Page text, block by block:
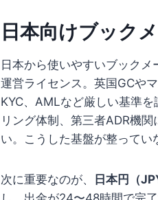
日本向けブック
日本から使いやすいブックメ
運営ライセンス。英国GCや
KYC、AMLなど厳しい基準
リング体制、第三者ADR機
い。こうした基盤が整ってい
次に重要なのが、 日本円（